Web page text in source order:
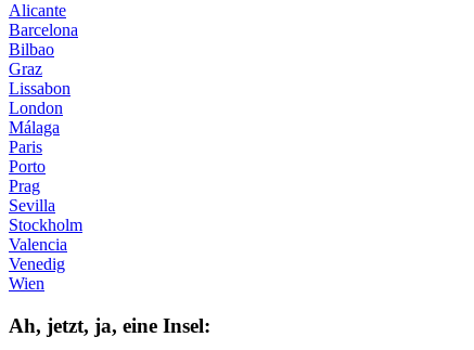
Alicante
Barcelona
Bilbao
Graz
Lissabon
London
Málaga
Paris
Porto
Prag
Sevilla
Stockholm
Valencia
Venedig
Wien
Ah, jetzt, ja, ei­ne In­sel: